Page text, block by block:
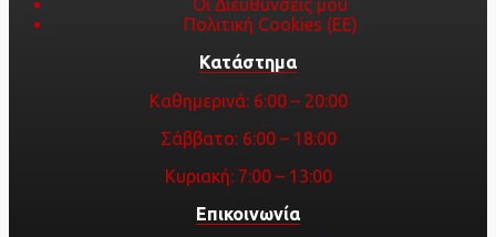
Οι Διευθύνσεις μου
Πολιτική Cookies (ΕΕ)
Κατάστημα
Καθημερινά: 6:00 – 20:00
Σάββατο: 6:00 – 18:00
Κυριακή: 7:00 – 13:00
Επικοινωνία